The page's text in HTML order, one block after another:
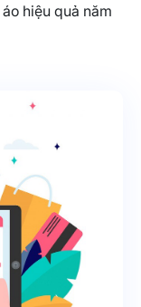
hiệu quả năm